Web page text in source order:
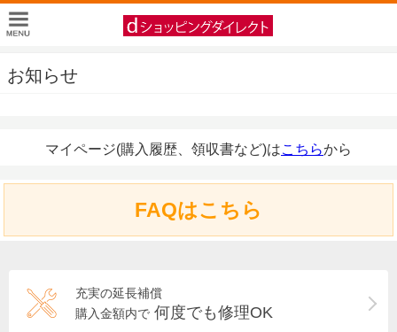
お知らせ
マイページ(購入履歴、領収書など)はこちらから
FAQはこちら
充実の延長補償
購入金額内で 何度でも修理OK